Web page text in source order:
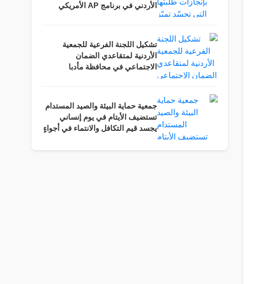
الأردني في برنامج AP الأمريكي
تشكيل اللجنة الفرعية للجمعية
الأردنية لمتقاعدي الضمان
الاجتماعي في محافظة مأدبا
جمعية حماية البيئة والصيد المستدام
تستضيف الأيتام في يوم إنساني
يجسد قيم التكافل والانتماء في أجواءٍ
المسؤولية المجتمعية.